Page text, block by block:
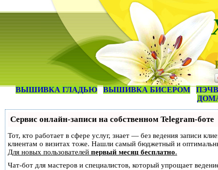
ВЫШИВКА ГЛАДЬЮ ВЫШИВКА БИСЕРОМ
Сервис онлайн-записи на собственном Telegram-боте
Тот, кто работает в сфере услуг, знает — без ведения записи
клиентам о визитах тоже. Нашли самый бюджетный и
Для новых пользователей первый месяц бесплатно.
Чат-бот для мастеров и специалистов, который упрощает